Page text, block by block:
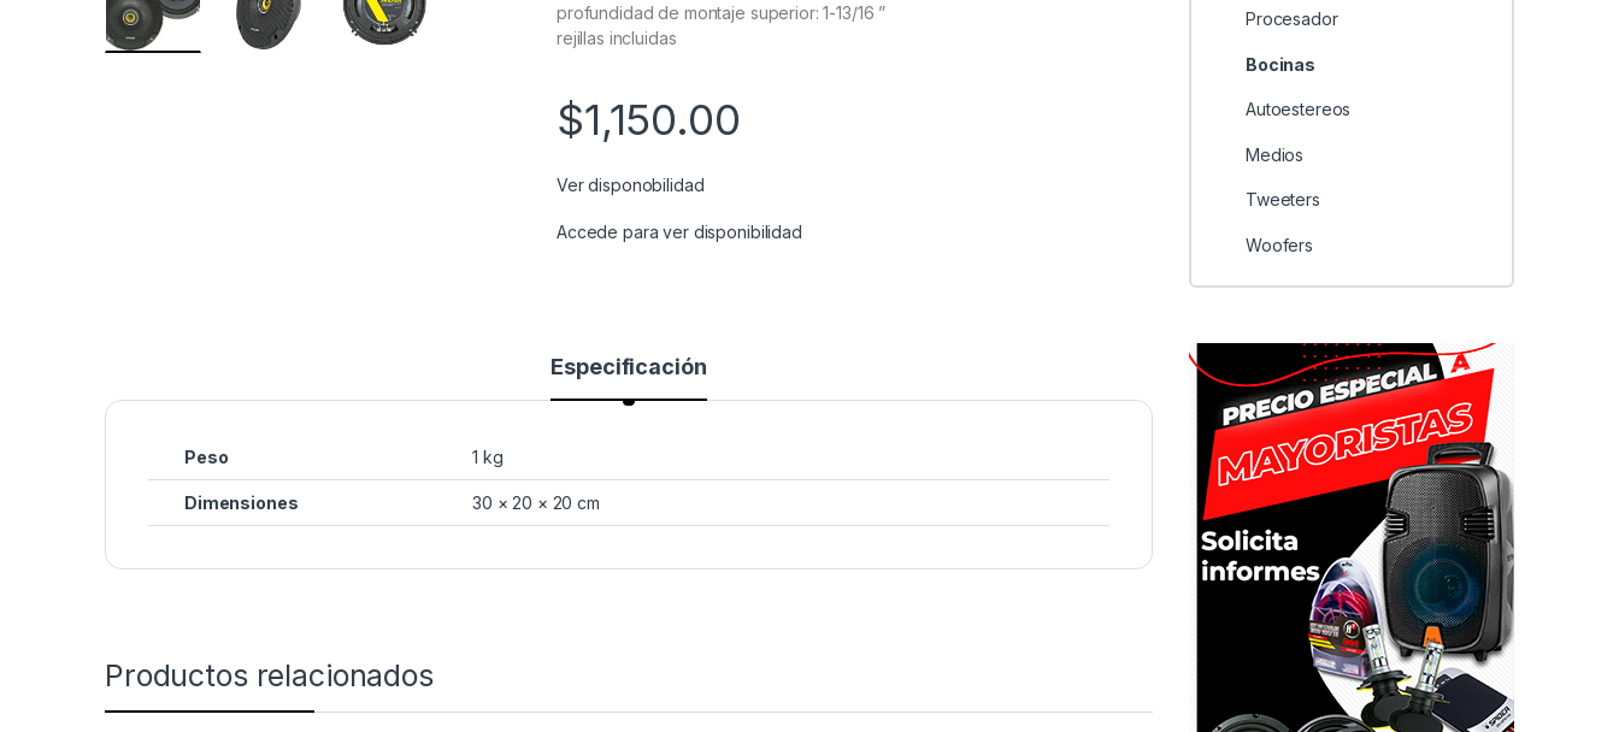
profundidad de montaje superior: 1-13/16 ”
rejillas incluidas
$1,150.00
Ver disponobilidad
Accede para ver disponibilidad
Especificación
Peso 1 kg
Dimensiones 30 × 20 × 20 cm
Productos relacionados
Procesador
Bocinas
Autoestereos
Medios
Tweeters
Woofers